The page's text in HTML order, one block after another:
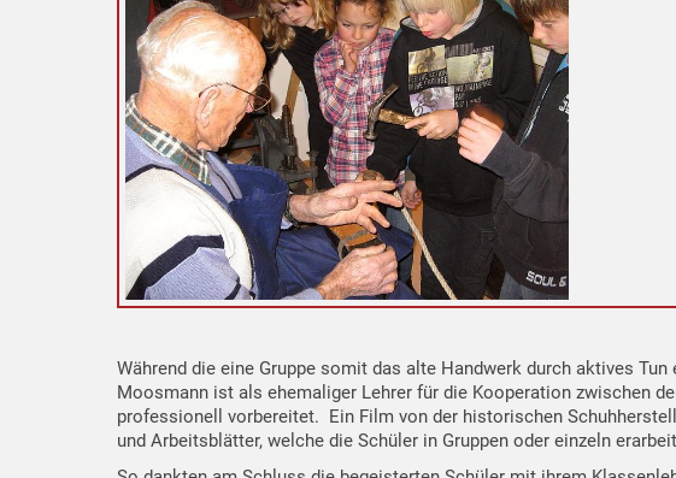
Während die eine Gruppe somit das alte Handwerk durch aktives
Moosmann ist als ehemaliger Lehrer für die Kooperation zwischen
professionell vorbereitet. Ein Film von der historischen
und Arbeitsblätter, welche die Schüler in Gruppen oder einzeln